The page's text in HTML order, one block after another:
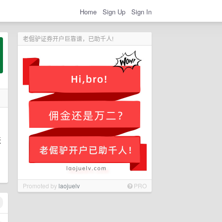
Home Sign Up Sign In
老倔驴证券开户巨靠谱，已助千人!
Promoted bylaojuelv PRO